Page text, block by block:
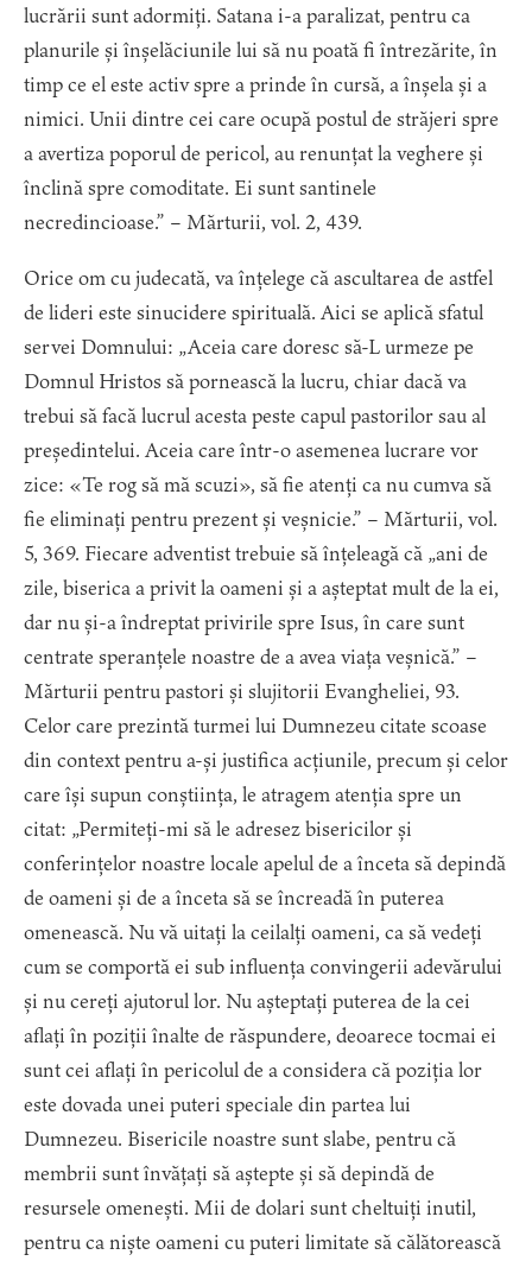
lucrării sunt adormiți. Satana i-a paralizat, pentru ca
planurile și înșelăciunile lui să nu poată fi întrezărite, în
timp ce el este activ spre a prinde în cursă, a înșela și a
nimici. Unii dintre cei care ocupă postul de străjeri spre
a avertiza poporul de pericol, au renunțat la veghere și
înclină spre comoditate. Ei sunt santinele
necredincioase.” – Mărturii, vol. 2, 439.
Orice om cu judecată, va înțelege că ascultarea de astfel
de lideri este sinucidere spirituală. Aici se aplică sfatul
servei Domnului: „Aceia care doresc să-L urmeze pe
Domnul Hristos să pornească la lucru, chiar dacă va
trebui să facă lucrul acesta peste capul pastorilor sau al
președintelui. Aceia care într-o asemenea lucrare vor
zice: «Te rog să mă scuzi», să fie atenți ca nu cumva să
fie eliminați pentru prezent și veșnicie.” – Mărturii, vol.
5, 369. Fiecare adventist trebuie să înțeleagă că „ani de
zile, biserica a privit la oameni și a așteptat mult de la ei,
dar nu și-a îndreptat privirile spre Isus, în care sunt
centrate speranțele noastre de a avea viața veșnică.” –
Mărturii pentru pastori și slujitorii Evangheliei, 93.
Celor care prezintă turmei lui Dumnezeu citate scoase
din context pentru a-și justifica acțiunile, precum și celor
care își supun conștiința, le atragem atenția spre un
citat: „Permiteți-mi să le adresez bisericilor și
conferințelor noastre locale apelul de a înceta să depindă
de oameni și de a înceta să se încreadă în puterea
omenească. Nu vă uitați la ceilalți oameni, ca să vedeți
cum se comportă ei sub influența convingerii adevărului
și nu cereți ajutorul lor. Nu așteptați puterea de la cei
aflați în poziții înalte de răspundere, deoarece tocmai ei
sunt cei aflați în pericolul de a considera că poziția lor
este dovada unei puteri speciale din partea lui
Dumnezeu. Bisericile noastre sunt slabe, pentru că
membrii sunt învățați să aștepte și să depindă de
resursele omenești. Mii de dolari sunt cheltuiți inutil,
pentru ca niște oameni cu puteri limitate să călătorească